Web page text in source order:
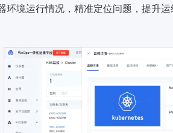
环境运行情况，精准定位问题，提升运